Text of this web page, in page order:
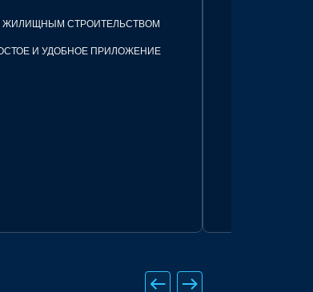
ЖИЛИЩНЫМ СТРОИТЕЛЬСТВОМ
И УДОБНОЕ ПРИЛОЖЕНИЕ